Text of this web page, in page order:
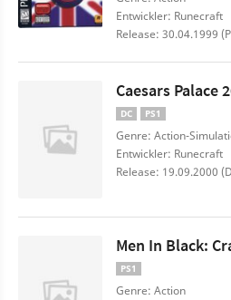
Entwickler: Runecraft
Release: 30.04.1999
Caesars Palace
DC PS1
Genre: Action-
Entwickler: Runecraft
Release: 19.09.2000
Men In Black:
PS1
Genre: Action